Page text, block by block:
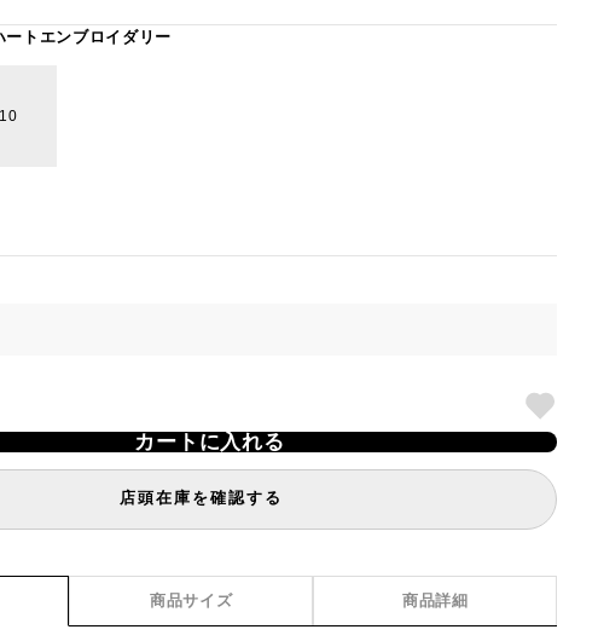
ートエンブロイダリー
10
カートに入れる
店頭在庫を確認する
商品サイズ 商品詳細